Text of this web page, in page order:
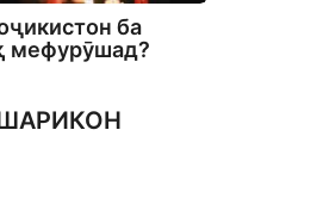
ба
мефурӯшад?